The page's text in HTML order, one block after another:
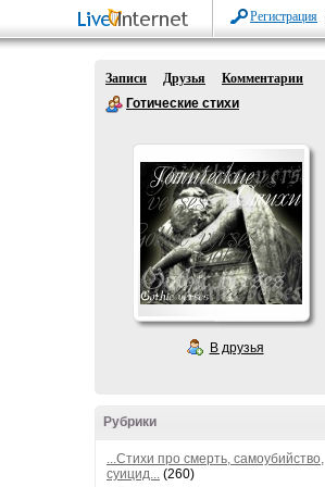
Регистрация
Записи Друзья
Комментарии
Готические стихи
В друзья
Рубрики
...Стихи про смерть, самоубийство,
суицид... (260)